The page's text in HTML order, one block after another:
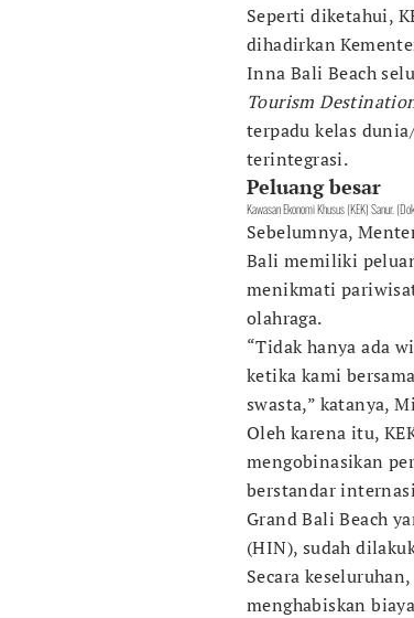
Seperti diketahui,
dihadirkan
Inna Bali Beach
Tourism
terpadu kelas
terintegrasi.
Peluang besar
Kawasan Ekonomi Khusus (KEK) Sanur.
Sebelumnya,
Bali memiliki
menikmati
olahraga.
“Tidak hanya ada
ketika kami
swasta,” katanya,
Oleh karena itu,
mengobinasikan
berstandar
Grand Bali Beach
(HIN), sudah
Secara
menghabiskan